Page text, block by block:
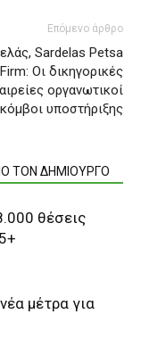
Επόμενο άρθρο
Sardelas Petsa
Οι δικηγορικές
οργανωτικοί
κόμβοι υποστήριξης
ΤΟΝ ΔΗΜΙΟΥΡΓΟ
θέσεις
μέτρα για